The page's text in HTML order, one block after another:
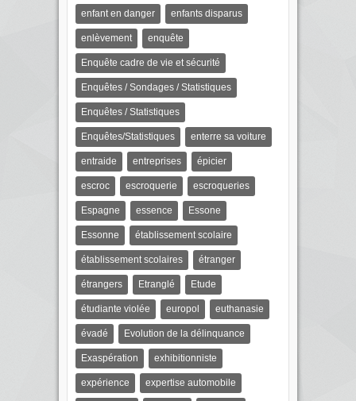
enfant en danger enfants disparus
enlèvement enquête
Enquête cadre de vie et sécurité
Enquêtes / Sondages / Statistiques
Enquêtes / Statistiques
Enquêtes/Statistiques enterre sa voiture
entraide entreprises épicier
escroc escroquerie escroqueries
Espagne essence Essone
Essonne établissement scolaire
établissement scolaires étranger
étrangers Etranglé Etude
étudiante violée europol euthanasie
évadé Evolution de la délinquance
Exaspération exhibitionniste
expérience expertise automobile